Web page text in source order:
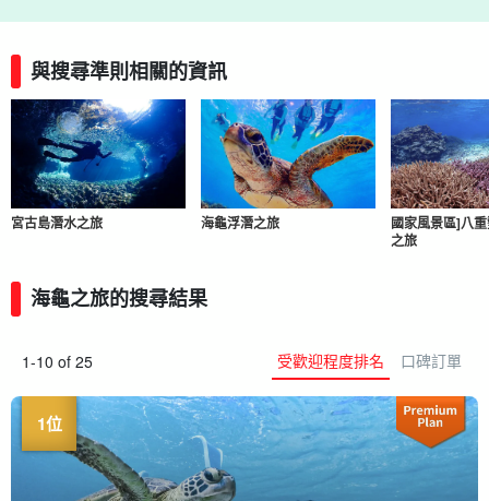
與搜尋準則相關的資訊
宮古島潛水之旅 海龜浮潛之旅
國家風景區]八
之旅
海龜之旅的搜尋結果
1-10 of 25 受歡迎程度排名 口碑訂單